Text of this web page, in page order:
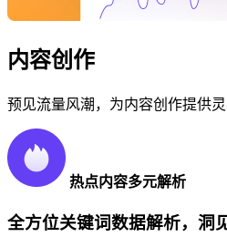
内容创作
预见流量风潮，为内容创作提供
热点内容多元解析
全方位关键词数据解析，洞